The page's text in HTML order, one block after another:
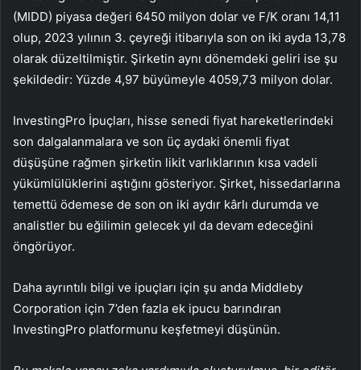
(MIDD) piyasa değeri 6450 milyon dolar ve F/K oranı 14,11
olup, 2023 yılının 3. çeyreği itibarıyla son on iki ayda 13,78
olarak düzeltilmiştir. Şirketin aynı dönemdeki geliri ise şu
şekildedir: Yüzde 4,97 büyümeyle 4059,73 milyon dolar.
InvestingPro İpuçları, hisse senedi fiyat hareketlerindeki
son dalgalanmalara ve son üç aydaki önemli fiyat
düşüşüne rağmen şirketin likit varlıklarının kısa vadeli
yükümlülüklerini aştığını gösteriyor. Şirket, hissedarlarına
temettü ödemese de son on iki aydır kârlı durumda ve
analistler bu eğilimin gelecek yıl da devam edeceğini
öngörüyor.
Daha ayrıntılı bilgi ve ipuçları için şu anda Middleby
Corporation için 7’den fazla ek ipucu barındıran
InvestingPro platformunu keşfetmeyi düşünün.